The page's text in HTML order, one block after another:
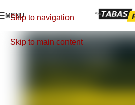
Skip to navigation
Skip to main content
MENU